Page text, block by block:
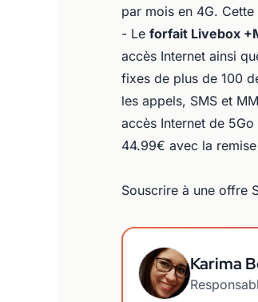
par mois en 4G.
- Le forfait Livebox
accès Internet ainsi
fixes de plus de 100
les appels, SMS et
accès Internet de
44.99€ avec la
Souscrire à une offre
Karima